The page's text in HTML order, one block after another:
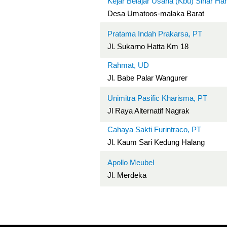
Desa Umatoos-malaka Barat
Pratama Indah Prakarsa, PT
Jl. Sukarno Hatta Km 18
Rahmat, UD
Jl. Babe Palar Wangurer
Unimitra Pasific Kharisma, PT
Jl Raya Alternatif Nagrak
Cahaya Sakti Furintraco, PT
Jl. Kaum Sari Kedung Halang
Apollo Meubel
Jl. Merdeka